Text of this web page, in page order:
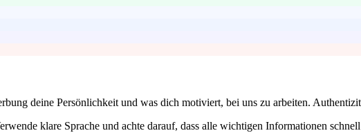
deine Persönlichkeit und was dich motiviert, bei uns zu arbeiten.
klare Sprache und achte darauf, dass alle wichtigen Informationen